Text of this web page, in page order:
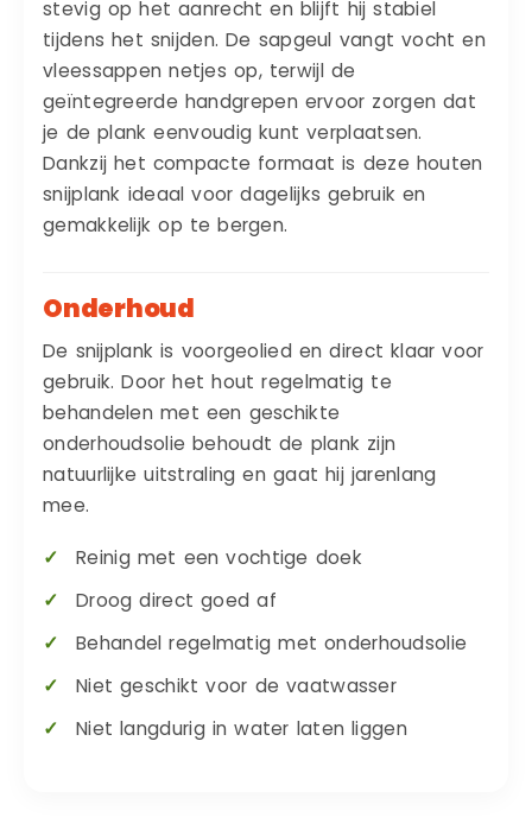
stevig op het aanrecht en blijft hij stabiel
tijdens het snijden. De sapgeul vangt vocht en
vleessappen netjes op, terwijl de
geïntegreerde handgrepen ervoor zorgen dat
je de plank eenvoudig kunt verplaatsen.
Dankzij het compacte formaat is deze houten
snijplank ideaal voor dagelijks gebruik en
gemakkelijk op te bergen.
Onderhoud
De snijplank is voorgeolied en direct klaar voor
gebruik. Door het hout regelmatig te
behandelen met een geschikte
onderhoudsolie behoudt de plank zijn
natuurlijke uitstraling en gaat hij jarenlang
mee.
Reinig met een vochtige doek
Droog direct goed af
Behandel regelmatig met onderhoudsolie
Niet geschikt voor de vaatwasser
Niet langdurig in water laten liggen